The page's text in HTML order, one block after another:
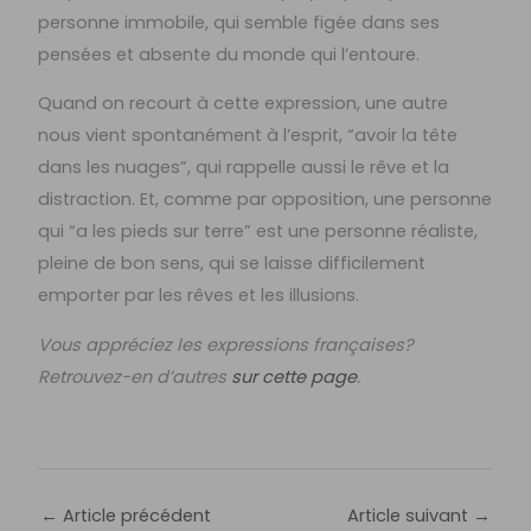
personne immobile, qui semble figée dans ses
pensées et absente du monde qui l’entoure.
Quand on recourt à cette expression, une autre
nous vient spontanément à l’esprit, “avoir la tête
dans les nuages”, qui rappelle aussi le rêve et la
distraction. Et, comme par opposition, une personne
qui “a les pieds sur terre” est une personne réaliste,
pleine de bon sens, qui se laisse difficilement
emporter par les rêves et les illusions.
Vous appréciez les expressions françaises?
Retrouvez-en d’autres sur cette page.
← Article précédent Article suivant →